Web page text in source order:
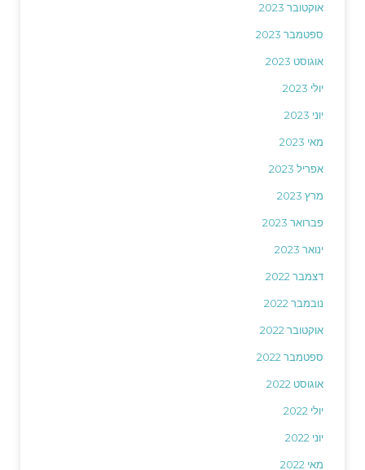
אוקטובר 2023
ספטמבר 2023
אוגוסט 2023
יולי 2023
יוני 2023
מאי 2023
אפריל 2023
מרץ 2023
פברואר 2023
ינואר 2023
דצמבר 2022
נובמבר 2022
אוקטובר 2022
ספטמבר 2022
אוגוסט 2022
יולי 2022
יוני 2022
מאי 2022